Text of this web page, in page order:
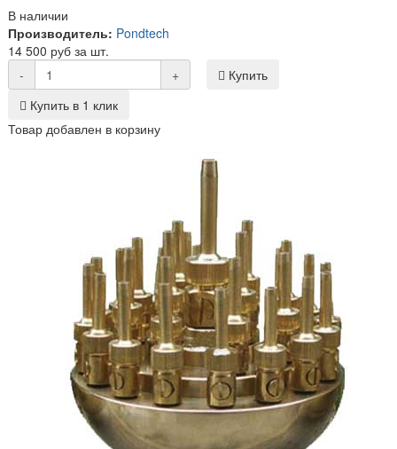
В наличии
Производитель: Pondtech
14 500 руб за шт.
-
+
Купить
Купить в 1 клик
Товар добавлен в корзину